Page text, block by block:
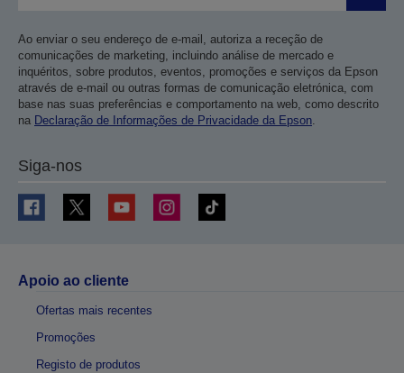
Ao enviar o seu endereço de e-mail, autoriza a receção de
comunicações de marketing, incluindo análise de mercado e
inquéritos, sobre produtos, eventos, promoções e serviços da Epson
através de e-mail ou outras formas de comunicação eletrónica, com
base nas suas preferências e comportamento na web, como descrito
na Declaração de Informações de Privacidade da Epson.
Siga-nos
Apoio ao cliente
Ofertas mais recentes
Promoções
Registo de produtos